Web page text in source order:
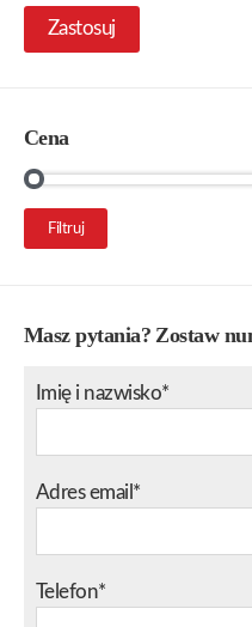
Zastosuj
Cena
Cena
min.
Cena
maks.
Filtruj
Masz pytania? Zostaw
Imię i nazwisko*
Adres email*
Telefon*